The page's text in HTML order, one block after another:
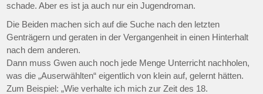
schade. Aber es ist ja auch nur ein Jugendroman.
Die Beiden machen sich auf die Suche nach den letzten
Genträgern und geraten in der Vergangenheit in einen Hinterhalt
nach dem anderen.
Dann muss Gwen auch noch jede Menge Unterricht nachholen,
was die „Auserwählten“ eigentlich von klein auf, gelernt hätten.
Zum Beispiel: „Wie verhalte ich mich zur Zeit des 18.